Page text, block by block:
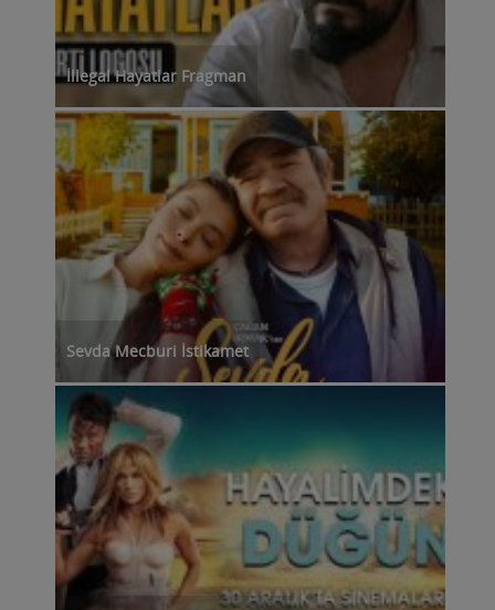
İllegal Hayatlar Fragman
Sevda Mecburi İstikamet